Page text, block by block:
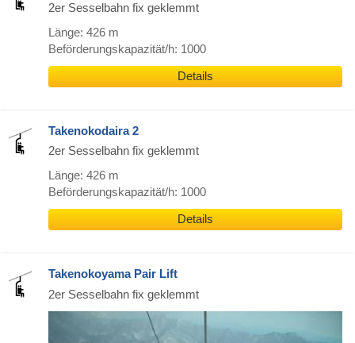
2er Sesselbahn fix geklemmt
Länge: 426 m
Beförderungskapazität/h: 1000
Details
Takenokodaira 2
2er Sesselbahn fix geklemmt
Länge: 426 m
Beförderungskapazität/h: 1000
Details
Takenokoyama Pair Lift
2er Sesselbahn fix geklemmt